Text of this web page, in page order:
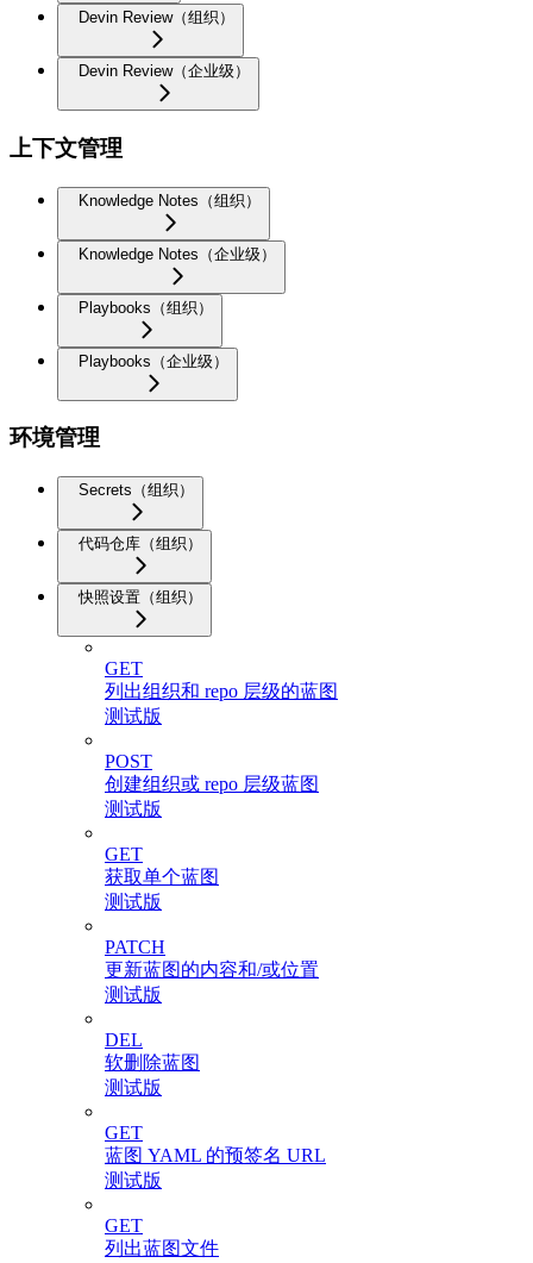
Devin Review（组织）
Devin Review（企业级）
上下文管理
Knowledge Notes（组织）
Knowledge Notes（企业级）
Playbooks（组织）
Playbooks（企业级）
环境管理
Secrets（组织）
代码仓库（组织）
快照设置（组织）
GET
列出组织和 repo 层级的蓝图
测试版
POST
创建组织或 repo 层级蓝图
测试版
GET
获取单个蓝图
测试版
PATCH
更新蓝图的内容和/或位置
测试版
DEL
软删除蓝图
测试版
GET
蓝图 YAML 的预签名 URL
测试版
GET
列出蓝图文件